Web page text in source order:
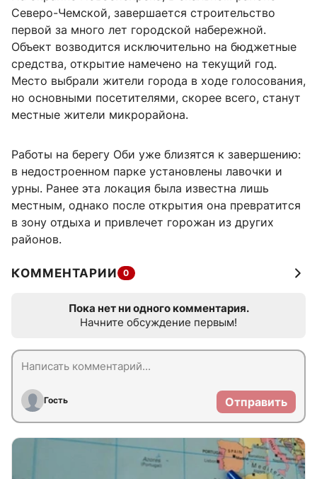
Северо-Чемской, завершается строительство
первой за много лет городской набережной.
Объект возводится исключительно на бюджетные
средства, открытие намечено на текущий год.
Место выбрали жители города в ходе голосования,
но основными посетителями, скорее всего, станут
местные жители микрорайона.
Работы на берегу Оби уже близятся к завершению:
в недостроенном парке установлены лавочки и
урны. Ранее эта локация была известна лишь
местным, однако после открытия она превратится
в зону отдыха и привлечет горожан из других
районов.
КОММЕНТАРИИ 0
Пока нет ни одного комментария.
Начните обсуждение первым!
Гость Отправить